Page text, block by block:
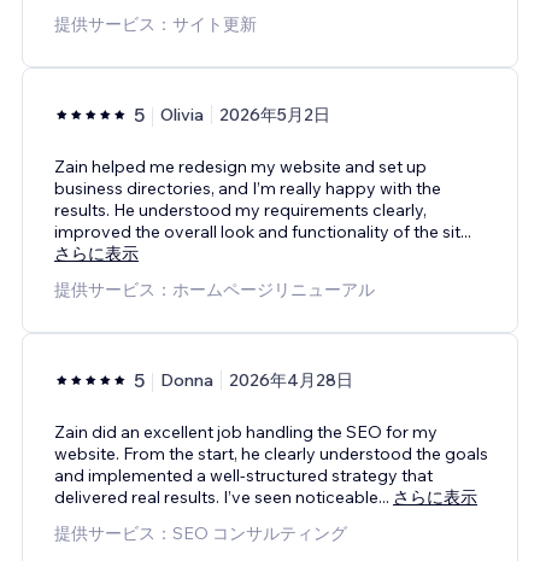
提供サービス：サイト更新
5 Olivia 2026年5月2日
Zain helped me redesign my website and set up
business directories, and I’m really happy with the
results. He understood my requirements clearly,
improved the overall look and functionality of the sit...
さらに表示
提供サービス：ホームページリニューアル
5 Donna 2026年4月28日
Zain did an excellent job handling the SEO for my
website. From the start, he clearly understood the goals
and implemented a well-structured strategy that
delivered real results. I’ve seen noticeable... さらに表示
提供サービス：SEO コンサルティング